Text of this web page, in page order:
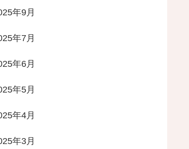
年9月
年7月
年6月
年5月
年4月
年3月